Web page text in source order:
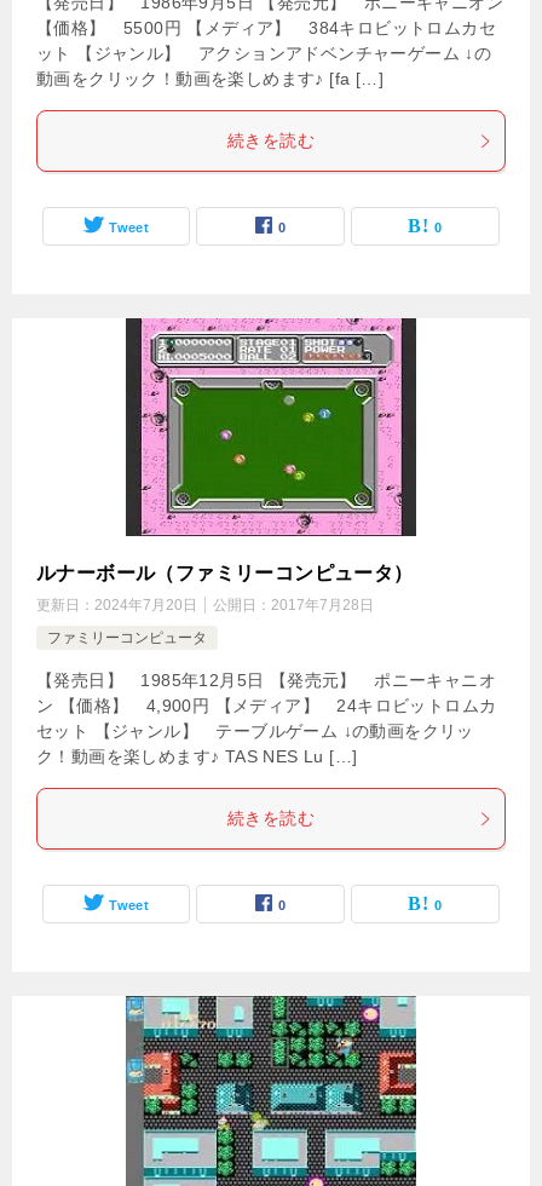
【価格】 5500円 【メディア】 384キロビットロムカセ
ット 【ジャンル】 アクションアドベンチャーゲーム ↓の
動画をクリック！動画を楽しめます♪ [fa […]
続きを読む
Tweet 0 0
ルナーボール（ファミリーコンピュータ）
更新日： 2024年7月20日 公開日： 2017年7月28日
ファミリーコンピュータ
【発売日】 1985年12月5日 【発売元】 ポニーキャニオ
ン 【価格】 4,900円 【メディア】 24キロビットロムカ
セット 【ジャンル】 テーブルゲーム ↓の動画をクリッ
ク！動画を楽しめます♪ TAS NES Lu […]
続きを読む
Tweet 0 0